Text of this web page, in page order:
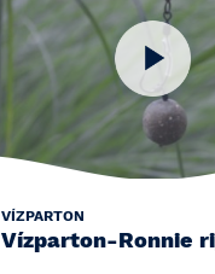
VÍZPARTON
Ví­zparton-Ronnie